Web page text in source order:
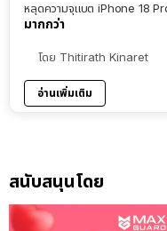
หลุดความจุแบต iPhone 18
มากกว่า
โดย Thitirath Kinaret
อ่านเพิ่มเติม
สนับสนุนโดย